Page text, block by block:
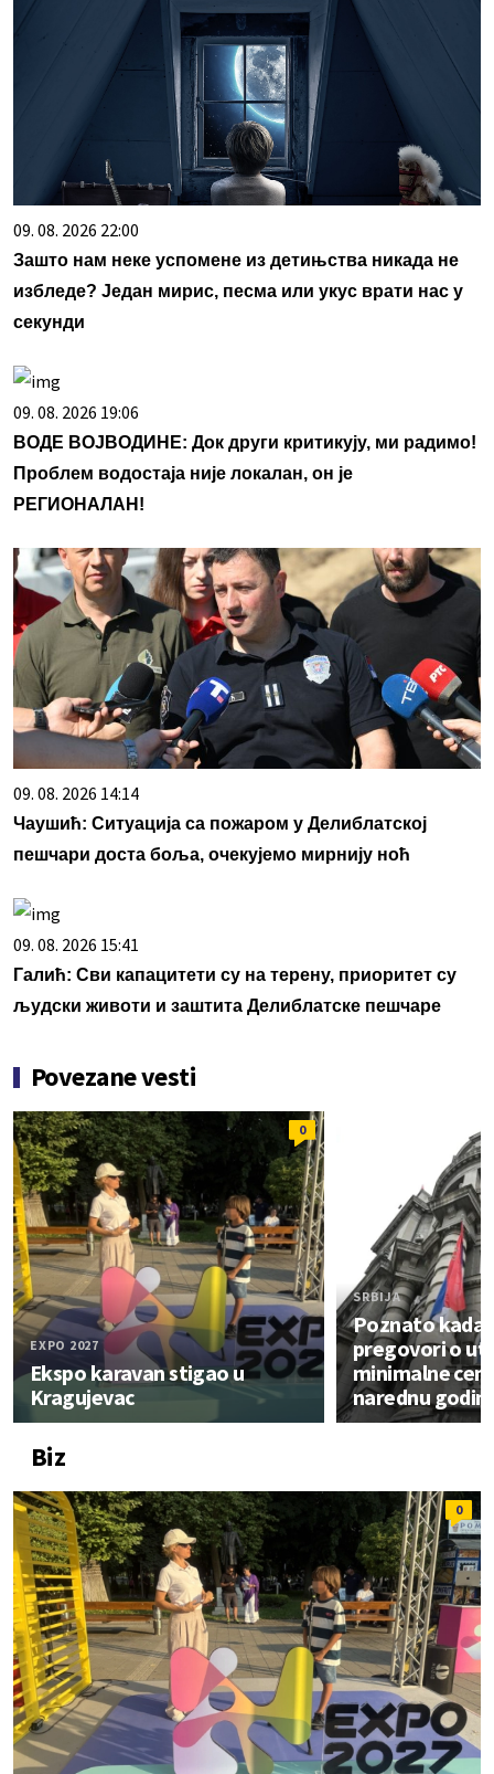
09. 08. 2026 22:00
Зашто нам неке успомене из детињства никада не
избледе? Један мирис, песма или укус врати нас у
секунди
09. 08. 2026 19:06
ВОДЕ ВОЈВОДИНЕ: Док други критикују, ми радимо!
Проблем водостаја није локалан, он је
РЕГИОНАЛАН!
09. 08. 2026 14:14
Чаушић: Ситуација са пожаром у Делиблатској
пешчари доста боља, очекујемо мирнију ноћ
09. 08. 2026 15:41
Галић: Сви капацитети су на терену, приоритет су
људски животи и заштита Делиблатске пешчаре
Povezane vesti
0
EXPO 2027
Ekspo karavan stigao u
Kragujevac
SRBIJA
Poznato kada
pregovori o
minimalne
narednu
Biz
0